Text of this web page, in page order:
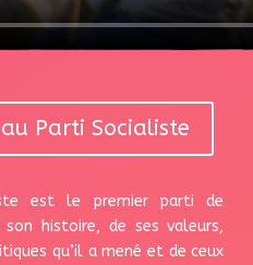
Parti Socialiste
est le premier parti de
son histoire, de ses valeurs,
qu’il a mené et de ceux